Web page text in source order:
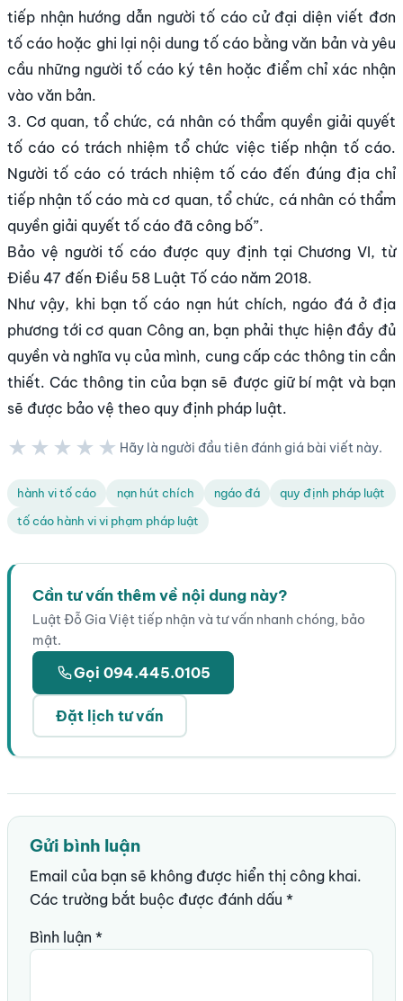
tiếp nhận hướng dẫn người tố cáo cử đại diện viết đơn
tố cáo hoặc ghi lại nội dung tố cáo bằng văn bản và yêu
cầu những người tố cáo ký tên hoặc điểm chỉ xác nhận
vào văn bản.
3. Cơ quan, tổ chức, cá nhân có thẩm quyền giải quyết
tố cáo có trách nhiệm tổ chức việc tiếp nhận tố cáo.
Người tố cáo có trách nhiệm tố cáo đến đúng địa chỉ
tiếp nhận tố cáo mà cơ quan, tổ chức, cá nhân có thẩm
quyền giải quyết tố cáo đã công bố”.
Bảo vệ người tố cáo được quy định tại Chương VI, từ
Điều 47 đến Điều 58 Luật Tố cáo năm 2018.
Như vậy, khi bạn tố cáo nạn hút chích, ngáo đá ở địa
phương tới cơ quan Công an, bạn phải thực hiện đầy đủ
quyền và nghĩa vụ của mình, cung cấp các thông tin cần
thiết. Các thông tin của bạn sẽ được giữ bí mật và bạn
sẽ được bảo vệ theo quy định pháp luật.
★★★★★ Hãy là người đầu tiên đánh giá bài viết này.
hành vi tố cáo nạn hút chích ngáo đá
quy định pháp luật
tố cáo hành vi vi phạm pháp luật
Cần tư vấn thêm về nội dung này?
Luật Đỗ Gia Việt tiếp nhận và tư vấn nhanh chóng, bảo
mật.
Gọi 094.445.0105
Đặt lịch tư vấn
Gửi bình luận
Email của bạn sẽ không được hiển thị công khai.
Các trường bắt buộc được đánh dấu *
Bình luận *